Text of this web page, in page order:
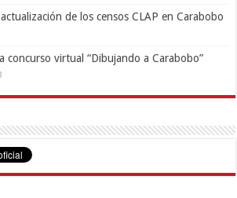
de los censos CLAP en Carabobo
concurso virtual “Dibujando a Carabobo”